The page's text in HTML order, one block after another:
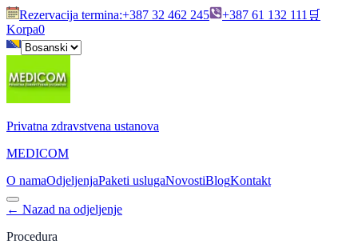
Rezervacija termina:+387 32 462 245 +387 61 132 111 🛒
Korpa0
Privatna zdravstvena ustanova
MEDICOM
O namaOdjeljenjaPaketi uslugaNovostiBlogKontakt
← Nazad na odjeljenje
Procedura